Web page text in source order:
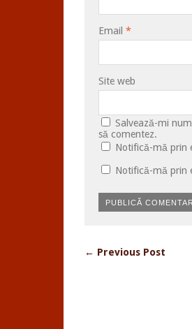
Email *
Site web
Salvează-mi
să comentez.
Notifică-mă prin
Notifică-mă prin
← Previous Post